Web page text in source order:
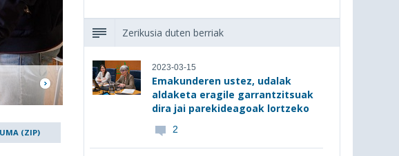
(ZIP)
Zerikusia duten berriak
2023-03-15
Emakunderen ustez, udalak
aldaketa eragile garrantzitsuak
dira jai parekideagoak lortzeko
2